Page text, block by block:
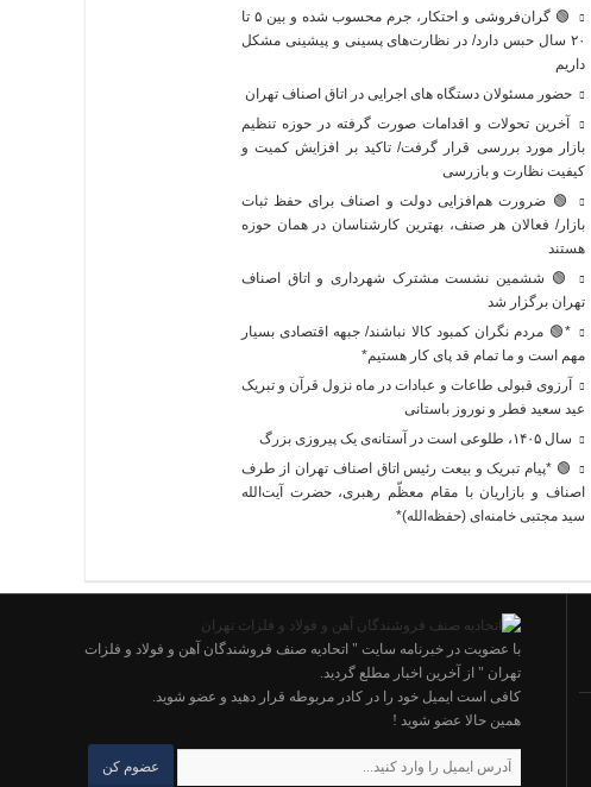
🟢 گران‌فروشی و احتکار، جرم محسوب شده و بین ۵ تا
۲۰ سال حبس دارد/ در نظارت‌های پسینی و پیشینی مشکل
داریم
حضور مسئولان دستگاه های اجرایی در اتاق اصناف تهران
آخرین تحولات و اقدامات صورت گرفته در حوزه تنظیم
بازار مورد بررسی قرار گرفت/ تاکید بر افزایش کمیت و
کیفیت نظارت و بازرسی
🟢 ضرورت هم‌افزایی دولت و اصناف برای حفظ ثبات
بازار/ فعالان هر صنف، بهترین کارشناسان در همان حوزه
هستند
🟢 ششمین نشست مشترک شهرداری و اتاق اصناف
تهران برگزار شد
*🟢 مردم نگران کمبود کالا نباشند/ جبهه اقتصادی بسیار
مهم است و ما تمام قد پای کار هستیم*
آرزوی قبولی طاعات و عبادات در ماه نزول قرآن و تبریک
عید سعید فطر و نوروز باستانی
سال ۱۴۰۵، طلوعی است در آستانه‌ی یک پیروزی بزرگ
🟢 *پیام تبریک و بیعت رئیس اتاق اصناف تهران از طرف
اصناف و بازاریان با مقام معظّم رهبری، حضرت آیت‌الله
سید مجتبی خامنه‌ای (حفظه‌الله)*
با عضویت در خبرنامه سایت " اتحادیه صنف فروشندگان آهن و فولاد و فلزات
تهران " از آخرین اخبار مطلع گردید.
کافی است ایمیل خود را در کادر مربوطه قرار دهید و عضو شوید.
همین حالا عضو شوید !